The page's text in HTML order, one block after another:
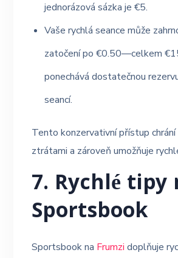
jednorázová sázka je €5.
Vaše rychlá seance může
zatočení po €0.50—celkem
ponechává dostatečnou
seancí.
Tento konzervativní přístup
ztrátami a zároveň umožňuje
7. Rychlé tipy
Sportsbook
Sportsbook na Frumzi doplňuje